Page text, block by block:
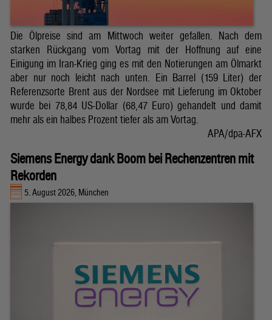
Die Ölpreise sind am Mittwoch weiter gefallen. Nach dem
starken Rückgang vom Vortag mit der Hoffnung auf eine
Einigung im Iran-Krieg ging es mit den Notierungen am Ölmarkt
aber nur noch leicht nach unten. Ein Barrel (159 Liter) der
Referenzsorte Brent aus der Nordsee mit Lieferung im Oktober
wurde bei 78,84 US-Dollar (68,47 Euro) gehandelt und damit
mehr als ein halbes Prozent tiefer als am Vortag.
APA/dpa-AFX
Siemens Energy dank Boom bei Rechenzentren mit
Rekorden
5. August 2026, München